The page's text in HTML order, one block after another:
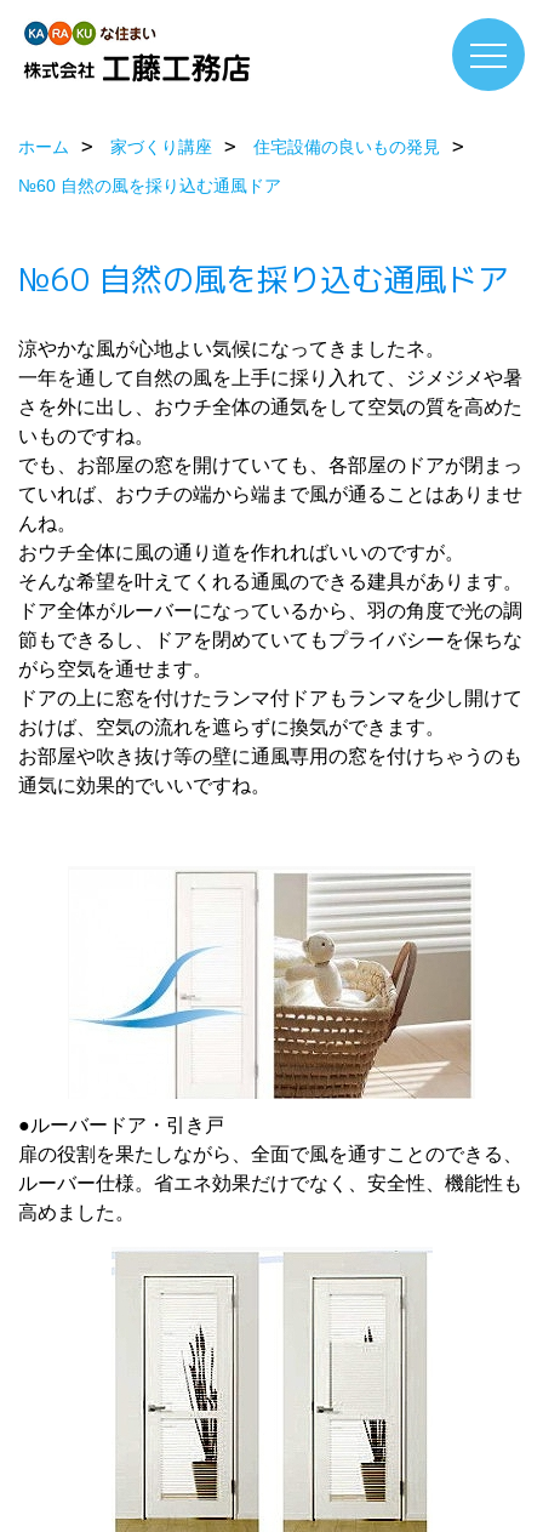
ホーム 家づくり講座
住宅設備の良いもの発見
№60 自然の風を採り込む通風ドア
№60 自然の風を採り込む通風ドア
涼やかな風が心地よい気候になってきましたネ。
一年を通して自然の風を上手に採り入れて、ジメジメや暑
さを外に出し、おウチ全体の通気をして空気の質を高めた
いものですね。
でも、お部屋の窓を開けていても、各部屋のドアが閉まっ
ていれば、おウチの端から端まで風が通ることはありませ
んね。
おウチ全体に風の通り道を作れればいいのですが。
そんな希望を叶えてくれる通風のできる建具があります。
ドア全体がルーバーになっているから、羽の角度で光の調
節もできるし、ドアを閉めていてもプライバシーを保ちな
がら空気を通せます。
ドアの上に窓を付けたランマ付ドアもランマを少し開けて
おけば、空気の流れを遮らずに換気ができます。
お部屋や吹き抜け等の壁に通風専用の窓を付けちゃうのも
通気に効果的でいいですね。
●ルーバードア・引き戸
扉の役割を果たしながら、全面で風を通すことのできる、
ルーバー仕様。省エネ効果だけでなく、安全性、機能性も
高めました。